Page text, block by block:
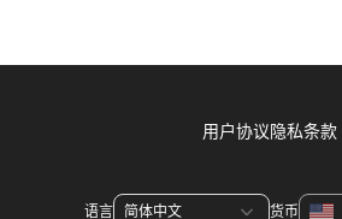
用户协议隐私条款
语言 货币